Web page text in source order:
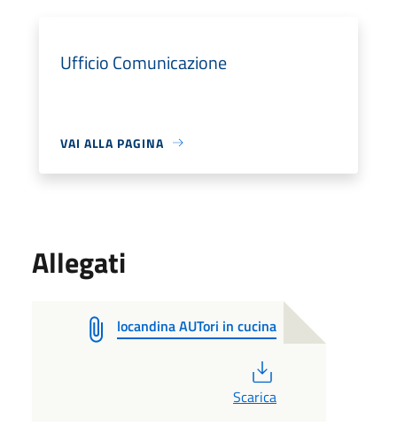
Ufficio Comunicazione
VAI ALLA PAGINA
Allegati
locandina AUTori in cucina
Scarica